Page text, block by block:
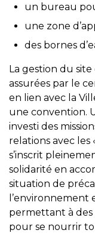
un bureau
une zone
des bornes
La gestion du
assurées par le
en lien avec la
une convention.
investi des
relations avec les
s’inscrit
solidarité en
situation de
l’environnement
permettant à
pour se nourrir